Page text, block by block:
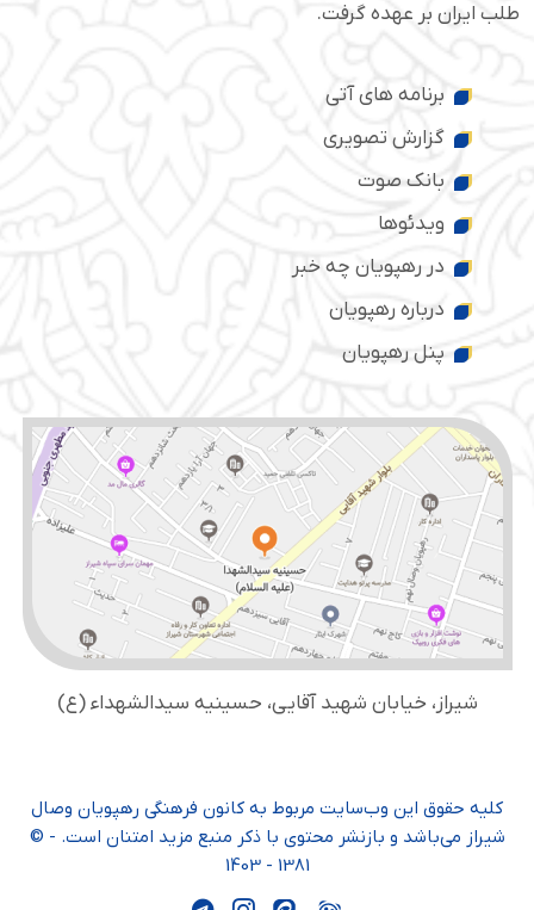
طلب ایران بر عهده گرفت.
برنامه های آتی
گزارش تصویری
بانک صوت
ویدئوها
در رهپویان چه خبر
درباره رهپویان
پنل رهپویان
شیراز، خیابان شهید آقایی، حسینیه سید‌الشهداء (ع)
کلیه حقوق این وب‌سایت مربوط به کانون فرهنگی رهپویان وصال
شیراز می‌باشد و بازنشر محتوی با ذکر منبع مزید امتنان است. - ©
1381 - 1403